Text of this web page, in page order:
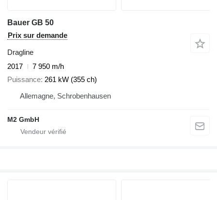
Bauer GB 50
Prix sur demande
Dragline
2017
7 950 m/h
Puissance 261 kW (355 ch)
Allemagne, Schrobenhausen
M2 GmbH